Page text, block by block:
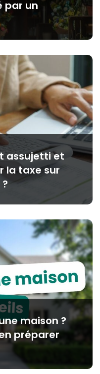
par un
assujetti et
la taxe sur
maison ?
préparer